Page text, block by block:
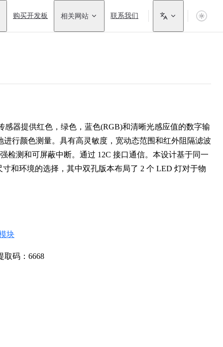
购买开发板 相关网站 联系我们
器提供红色，绿色，蓝色(RGB)和清晰光感应值的数字输
行颜色测量。具有高灵敏度，宽动态范围和红外阻隔滤波
检测和可屏蔽中断。通过 12C 接口通信。本设计基于同一
和环境的选择，其中双孔版本布局了 2 个 LED 灯对于物
块
取码：6668